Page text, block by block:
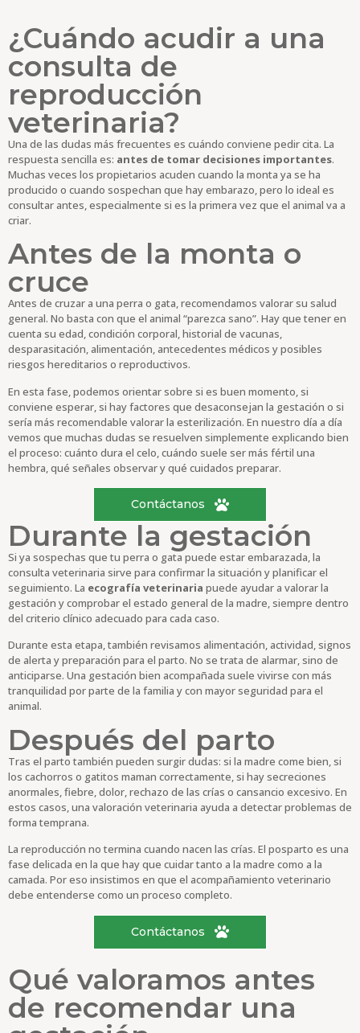
¿Cuándo acudir a una
consulta de
reproducción
veterinaria?
Una de las dudas más frecuentes es cuándo conviene pedir cita. La
respuesta sencilla es: antes de tomar decisiones importantes.
Muchas veces los propietarios acuden cuando la monta ya se ha
producido o cuando sospechan que hay embarazo, pero lo ideal es
consultar antes, especialmente si es la primera vez que el animal va a
criar.
Antes de la monta o
cruce
Antes de cruzar a una perra o gata, recomendamos valorar su salud
general. No basta con que el animal “parezca sano”. Hay que tener en
cuenta su edad, condición corporal, historial de vacunas,
desparasitación, alimentación, antecedentes médicos y posibles
riesgos hereditarios o reproductivos.
En esta fase, podemos orientar sobre si es buen momento, si
conviene esperar, si hay factores que desaconsejan la gestación o si
sería más recomendable valorar la esterilización. En nuestro día a día
vemos que muchas dudas se resuelven simplemente explicando bien
el proceso: cuánto dura el celo, cuándo suele ser más fértil una
hembra, qué señales observar y qué cuidados preparar.
Contáctanos
Durante la gestación
Si ya sospechas que tu perra o gata puede estar embarazada, la
consulta veterinaria sirve para confirmar la situación y planificar el
seguimiento. La ecografía veterinaria puede ayudar a valorar la
gestación y comprobar el estado general de la madre, siempre dentro
del criterio clínico adecuado para cada caso.
Durante esta etapa, también revisamos alimentación, actividad, signos
de alerta y preparación para el parto. No se trata de alarmar, sino de
anticiparse. Una gestación bien acompañada suele vivirse con más
tranquilidad por parte de la familia y con mayor seguridad para el
animal.
Después del parto
Tras el parto también pueden surgir dudas: si la madre come bien, si
los cachorros o gatitos maman correctamente, si hay secreciones
anormales, fiebre, dolor, rechazo de las crías o cansancio excesivo. En
estos casos, una valoración veterinaria ayuda a detectar problemas de
forma temprana.
La reproducción no termina cuando nacen las crías. El posparto es una
fase delicada en la que hay que cuidar tanto a la madre como a la
camada. Por eso insistimos en que el acompañamiento veterinario
debe entenderse como un proceso completo.
Contáctanos
Qué valoramos antes
de recomendar una